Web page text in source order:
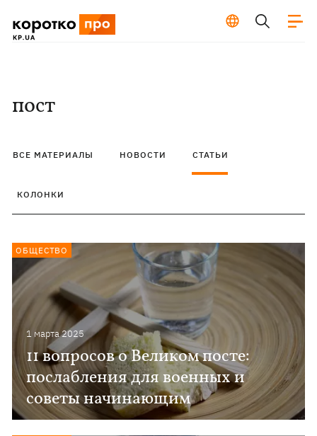
пост
ВСЕ МАТЕРИАЛЫ НОВОСТИ СТАТЬИ
КОЛОНКИ
1 марта 2025
11 вопросов о Великом посте:
послабления для военных и
советы начинающим
ОБЩЕСТВО